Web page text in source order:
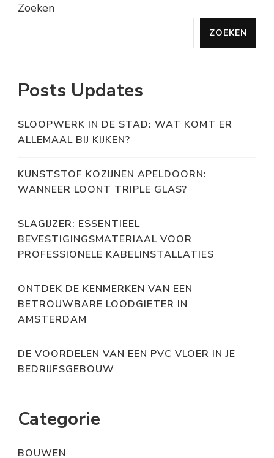
Zoeken
ZOEKEN
Posts Updates
SLOOPWERK IN DE STAD: WAT KOMT ER
ALLEMAAL BIJ KIJKEN?
KUNSTSTOF KOZIJNEN APELDOORN:
WANNEER LOONT TRIPLE GLAS?
SLAGIJZER: ESSENTIEEL
BEVESTIGINGSMATERIAAL VOOR
PROFESSIONELE KABELINSTALLATIES
ONTDEK DE KENMERKEN VAN EEN
BETROUWBARE LOODGIETER IN
AMSTERDAM
DE VOORDELEN VAN EEN PVC VLOER IN JE
BEDRIJFSGEBOUW
Categorie
BOUWEN